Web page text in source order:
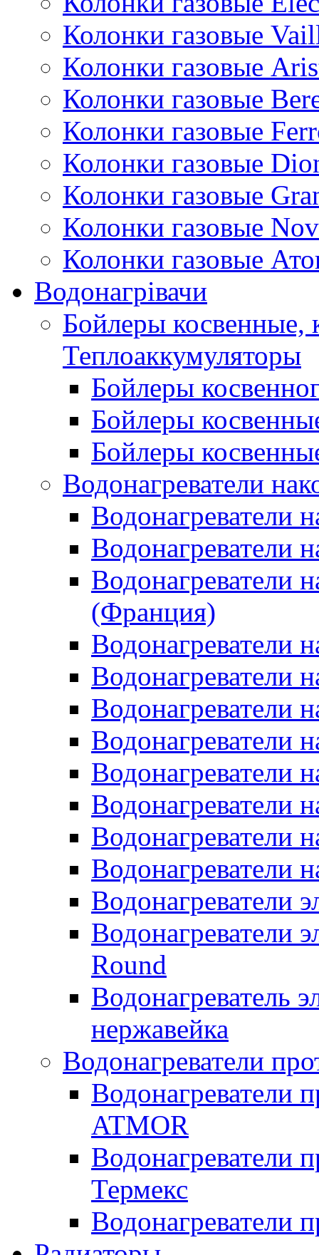
Колонки газовые
Колонки газовые
Колонки газовые
Колонки газовые
Колонки газовые
Колонки газовые
Колонки газовые
Колонки газовые
Водонагрівачи
Бойлеры косвенные,
Теплоаккумуляторы
Бойлеры
Бойлеры
Бойлеры
Водонагреватели
Водонагреватели
Водонагреватели
Водонагреватели
(Франция)
Водонагреватели
Водонагреватели
Водонагреватели
Водонагреватели
Водонагреватели
Водонагреватели
Водонагреватели
Водонагреватели
Водонагреватели
Водонагреватели
Round
Водонагреватель
нержавейка
Водонагреватели
Водонагреватели
ATMOR
Водонагреватели
Термекс
Водонагреватели